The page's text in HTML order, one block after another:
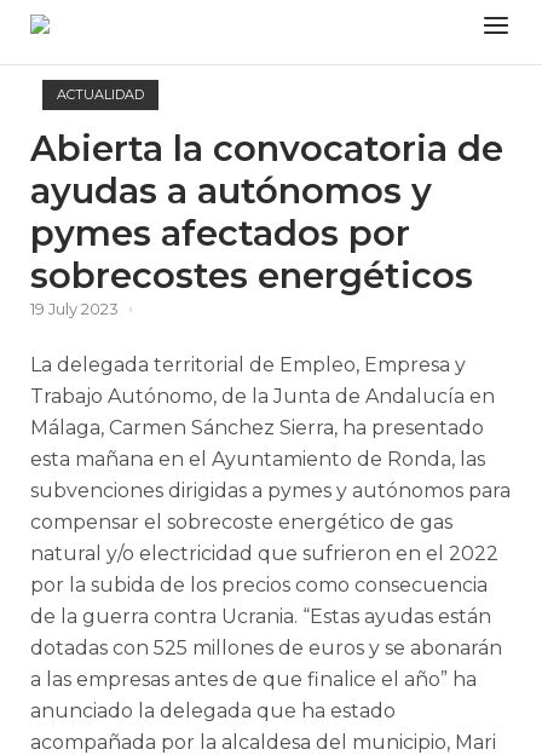
Skip
content
Menu
ACTUALIDAD
Abierta la convocatoria de
ayudas a autónomos y
pymes afectados por
sobrecostes energéticos
19 July 2023
La delegada territorial de Empleo, Empresa y
Trabajo Autónomo, de la Junta de Andalucía en
Málaga, Carmen Sánchez Sierra, ha presentado
esta mañana en el Ayuntamiento de Ronda, las
subvenciones dirigidas a pymes y autónomos para
compensar el sobrecoste energético de gas
natural y/o electricidad que sufrieron en el 2022
por la subida de los precios como consecuencia
de la guerra contra Ucrania. “Estas ayudas están
dotadas con 525 millones de euros y se abonarán
a las empresas antes de que finalice el año” ha
anunciado la delegada que ha estado
acompañada por la alcaldesa del municipio, Mari